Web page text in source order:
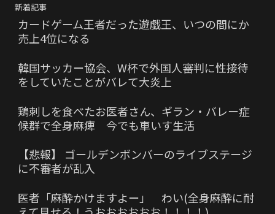
新着記事
カードゲーム王者だった遊戯王、いつの間にか
売上4位になる
韓国サッカー協会、W杯で外国人審判に性接待
をしていたことがバレて大炎上
鶏刺しを食べたお医者さん、ギラン・バレー症
候群で全身麻痺 今でも車いす生活
【悲報】 ゴールデンボンバーのライブステージ
に不審者が乱入
医者「麻酔かけますよー」 わい(全身麻酔に耐